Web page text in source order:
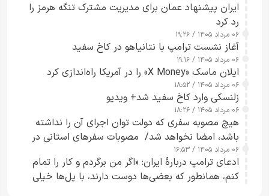
ایران پیشنهاد عمان برای مدیریت مشترک تنگه هرمز را
رد کرد
۰۶ مرداد ۱۴۰۵ / ۱۹:۲۶
آغاز نشست ترامپ با نتانیاهو در کاخ سفید
۰۶ مرداد ۱۴۰۵ / ۱۹:۱۶
ایلان ماسک «X Money» را در آمریکا راه‌اندازی کرد
۰۶ مرداد ۱۴۰۵ / ۱۸:۵۲
زلنسکی وارد کاخ سفید شد+ ویدیو
۰۶ مرداد ۱۴۰۵ / ۱۸:۲۶
هیچ مصوبه سفری که دولت توان اجرای آن را نداشته
باشد، امضا نخواهد شد/ مصوبات سفرهای استانی در
چارچوب قانون بودجه است+ عکس
۰۶ مرداد ۱۴۰۵ / ۱۶:۵۳
ادعای ترامپ دربارهٔ ایران: «اگر من برگردم و کار را تمام
کنم، همانطور که بعضی‌ها دوست دارند، با پل‌ها خیلی